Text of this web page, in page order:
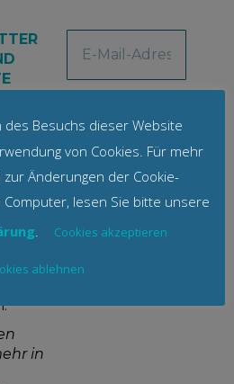
in
des Besuchs dieser Website
von Cookies. Für mehr
Änderungen der Cookie-
Computer, lesen Sie bitte unsere
. Cookies akzeptieren
ablehnen